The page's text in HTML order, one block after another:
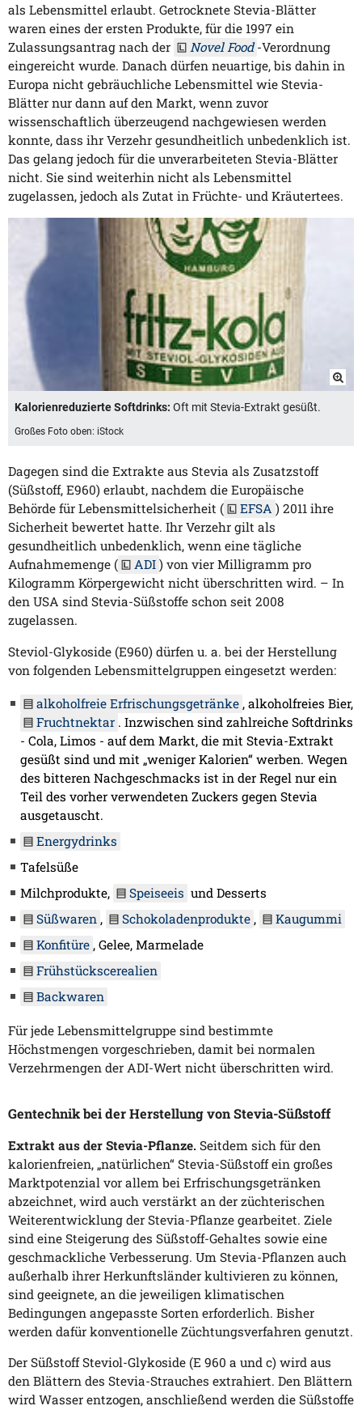
als Lebensmittel erlaubt. Getrocknete Stevia-Blätter
waren eines der ersten Produkte, für die 1997 ein
Zulassungsantrag nach der
Novel Food -Verordnung
eingereicht wurde. Danach dürfen neuartige, bis dahin in
Europa nicht gebräuchliche Lebensmittel wie Stevia-
Blätter nur dann auf den Markt, wenn zuvor
wissenschaftlich überzeugend nachgewiesen werden
konnte, dass ihr Verzehr gesundheitlich unbedenklich ist.
Das gelang jedoch für die unverarbeiteten Stevia-Blätter
nicht. Sie sind weiterhin nicht als Lebensmittel
zugelassen, jedoch als Zutat in Früchte- und Kräutertees.
Kalorienreduzierte Softdrinks: Oft mit Stevia-Extrakt gesüßt.
Großes Foto oben: iStock
Dagegen sind die Extrakte aus Stevia als Zusatzstoff
(Süßstoff, E960) erlaubt, nachdem die Europäische
Behörde für Lebensmittelsicherheit (
EFSA ) 2011 ihre
Sicherheit bewertet hatte. Ihr Verzehr gilt als
gesundheitlich unbedenklich, wenn eine tägliche
Aufnahmemenge (
ADI ) von vier Milligramm pro
Kilogramm Körpergewicht nicht überschritten wird. – In
den USA sind Stevia-Süßstoffe schon seit 2008
zugelassen.
Steviol-Glykoside (E960) dürfen u. a. bei der Herstellung
von folgenden Lebensmittelgruppen eingesetzt werden:
alkoholfreie Erfrischungsgetränke , alkoholfreies Bier,
Fruchtnektar . Inzwischen sind zahlreiche Softdrinks
- Cola, Limos - auf dem Markt, die mit Stevia-Extrakt
gesüßt sind und mit „weniger Kalorien“ werben. Wegen
des bitteren Nachgeschmacks ist in der Regel nur ein
Teil des vorher verwendeten Zuckers gegen Stevia
ausgetauscht.
Energydrinks
Tafelsüße
Milchprodukte,
Speiseeis und Desserts
Süßwaren , Schokoladenprodukte ,
Kaugummi
Konfitüre , Gelee, Marmelade
Frühstückscerealien
Backwaren
Für jede Lebensmittelgruppe sind bestimmte
Höchstmengen vorgeschrieben, damit bei normalen
Verzehrmengen der ADI-Wert nicht überschritten wird.
Gentechnik bei der Herstellung von Stevia-Süßstoff
Extrakt aus der Stevia-Pflanze. Seitdem sich für den
kalorienfreien, „natürlichen“ Stevia-Süßstoff ein großes
Marktpotenzial vor allem bei Erfrischungsgetränken
abzeichnet, wird auch verstärkt an der züchterischen
Weiterentwicklung der Stevia-Pflanze gearbeitet. Ziele
sind eine Steigerung des Süßstoff-Gehaltes sowie eine
geschmackliche Verbesserung. Um Stevia-Pflanzen auch
außerhalb ihrer Herkunftsländer kultivieren zu können,
sind geeignete, an die jeweiligen klimatischen
Bedingungen angepasste Sorten erforderlich. Bisher
werden dafür konventionelle Züchtungsverfahren genutzt.
Der Süßstoff Steviol-Glykoside (E 960 a und c) wird aus
den Blättern des Stevia-Strauches extrahiert. Den Blättern
wird Wasser entzogen, anschließend werden die Süßstoffe